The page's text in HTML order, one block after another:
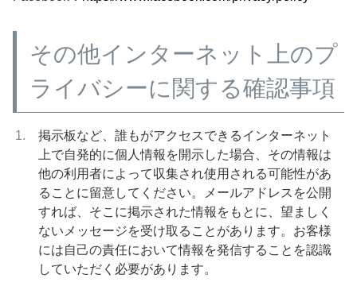
その他インターネット上のプ
ライバシーに関する確認事項
掲示板など、誰もがアクセスできるインターネット
上で自発的に個人情報を開示した場合、その情報は
他の利用者によって収集され使用される可能性があ
ることに留意してください。メールアドレスを公開
すれば、そこに掲示された情報をもとに、望ましく
ないメッセージを受け取ることがあります。お客様
には自己の責任において情報を発信することを認識
していただく必要があります。